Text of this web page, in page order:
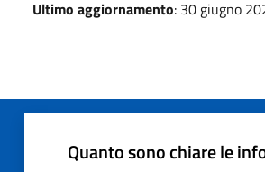
Ultimo aggiornamento: 30 giugno
Quanto sono chiare le